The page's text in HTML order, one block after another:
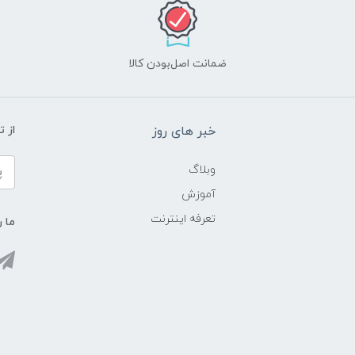
ضمانت اصل‌بودن کالا
خبر های روز
وبلاگ
آموزش
تعرفه اینترنت
از
ما